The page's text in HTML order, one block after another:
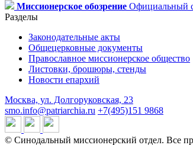
Миссионерское обозрение Официальный
Разделы
Законодательные акты
Общецерковные документы
Православное миссионерское общество
Листовки, брошюры, стенды
Новости епархий
Москва, ул. Долгоруковская, 23
smo.info@patriarchia.ru +7(495)151 9868
© Синодальный миссионерский отдел. Все